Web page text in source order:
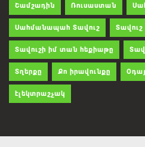
Շամշադին Ռուսաստան
Սահմանապահ Տավուշ Տավուշ
Տավուշի իմ տան հեքիաթը
Տղերքը Քո իրավունքը
էլեկտրաշչակ